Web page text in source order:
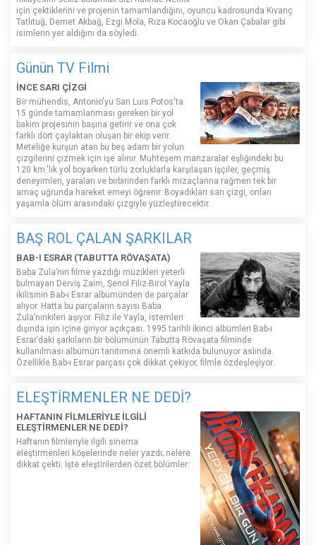
için çektiklerini ve projenin tamamlandığını, oyuncu kadrosunda Kıvanç
Tatlıtuğ, Demet Akbağ, Ezgi Mola, Rıza Kocaoğlu ve Okan Çabalar gibi
isimlerin yer aldığını da söyledi.
Günün TV Filmi
İNCE SARI ÇİZGİ
Bir mühendis, Antonio'yu San Luis Potos'ta
15 günde tamamlanması gereken bir yol
bakım projesinin başına getirir ve ona çok
farklı dört çaylaktan oluşan bir ekip verir.
Meteliğe kurşun atan bu beş adam bir yolun
çizgilerini çizmek için işe alınır. Muhteşem manzaralar eşliğindeki bu
120 km.'lik yol boyarken türlü zorluklarla karşılaşan işçiler, geçmiş
deneyimleri, yaraları ve birbirinden farklı mizaçlarına rağmen tek bir
amaç uğrunda hareket emeyi öğrenir. Boyadıkları sarı çizgi, onları
yaşamla ölüm arasındaki çizgiyle yüzleştirecektir.
BAŞ ROL ÇALAN ŞARKILAR
BAB-I ESRAR (TABUTTA RÖVAŞATA)
Baba Zula’nın filme yazdığı müzikleri yeterli
bulmayan Derviş Zaim, Şenol Filiz-Birol Yayla
ikilisinin Bab-ı Esrar albümünden de parçalar
alıyor. Hatta bu parçaların sayısı Baba
Zula’nınkileri aşıyor. Filiz ile Yayla, istemleri
dışında işin içine giriyor açıkçası. 1995 tarihli ikinci albümleri Bab-ı
Esrar’daki şarkıların bir bölümünün Tabutta Rövaşata filminde
kullanılması albümün tanıtımına önemli katkıda bulunuyor aslında.
Özellikle Bab-ı Esrar parçası çok dikkat çekiyor, filmle özdeşleşiyor.
ELEŞTİRMENLER NE DEDİ?
HAFTANIN FİLMLERİYLE İLGİLİ
ELEŞTİRMENLER NE DEDİ?
Haftanın filmleriyle ilgili sinema
eleştirmenleri köşelerinde neler yazdı; nelere
dikkat çekti. İşte eleştirilerden özet bölümler: